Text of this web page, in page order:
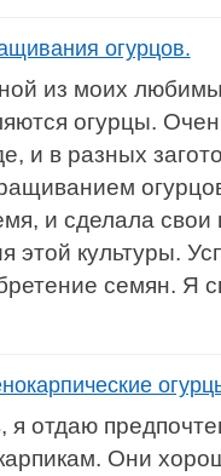
огурцов.
из моих
огурцы.
и в разных
и сделала
этой культуры.
семян. Я
я отдаю
Они